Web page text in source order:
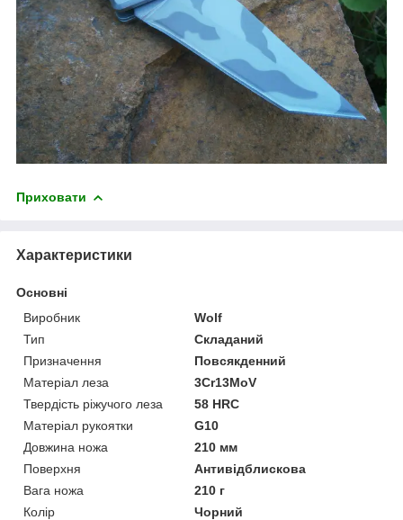
Приховати
Характеристики
Основні
Виробник
Wolf
Тип
Складаний
Призначення
Повсякденний
Матеріал леза
3Cr13MoV
Твердість ріжучого леза
58 HRC
Матеріал рукоятки
G10
Довжина ножа
210 мм
Поверхня
Антивідблискова
Вага ножа
210 г
Колір
Чорний